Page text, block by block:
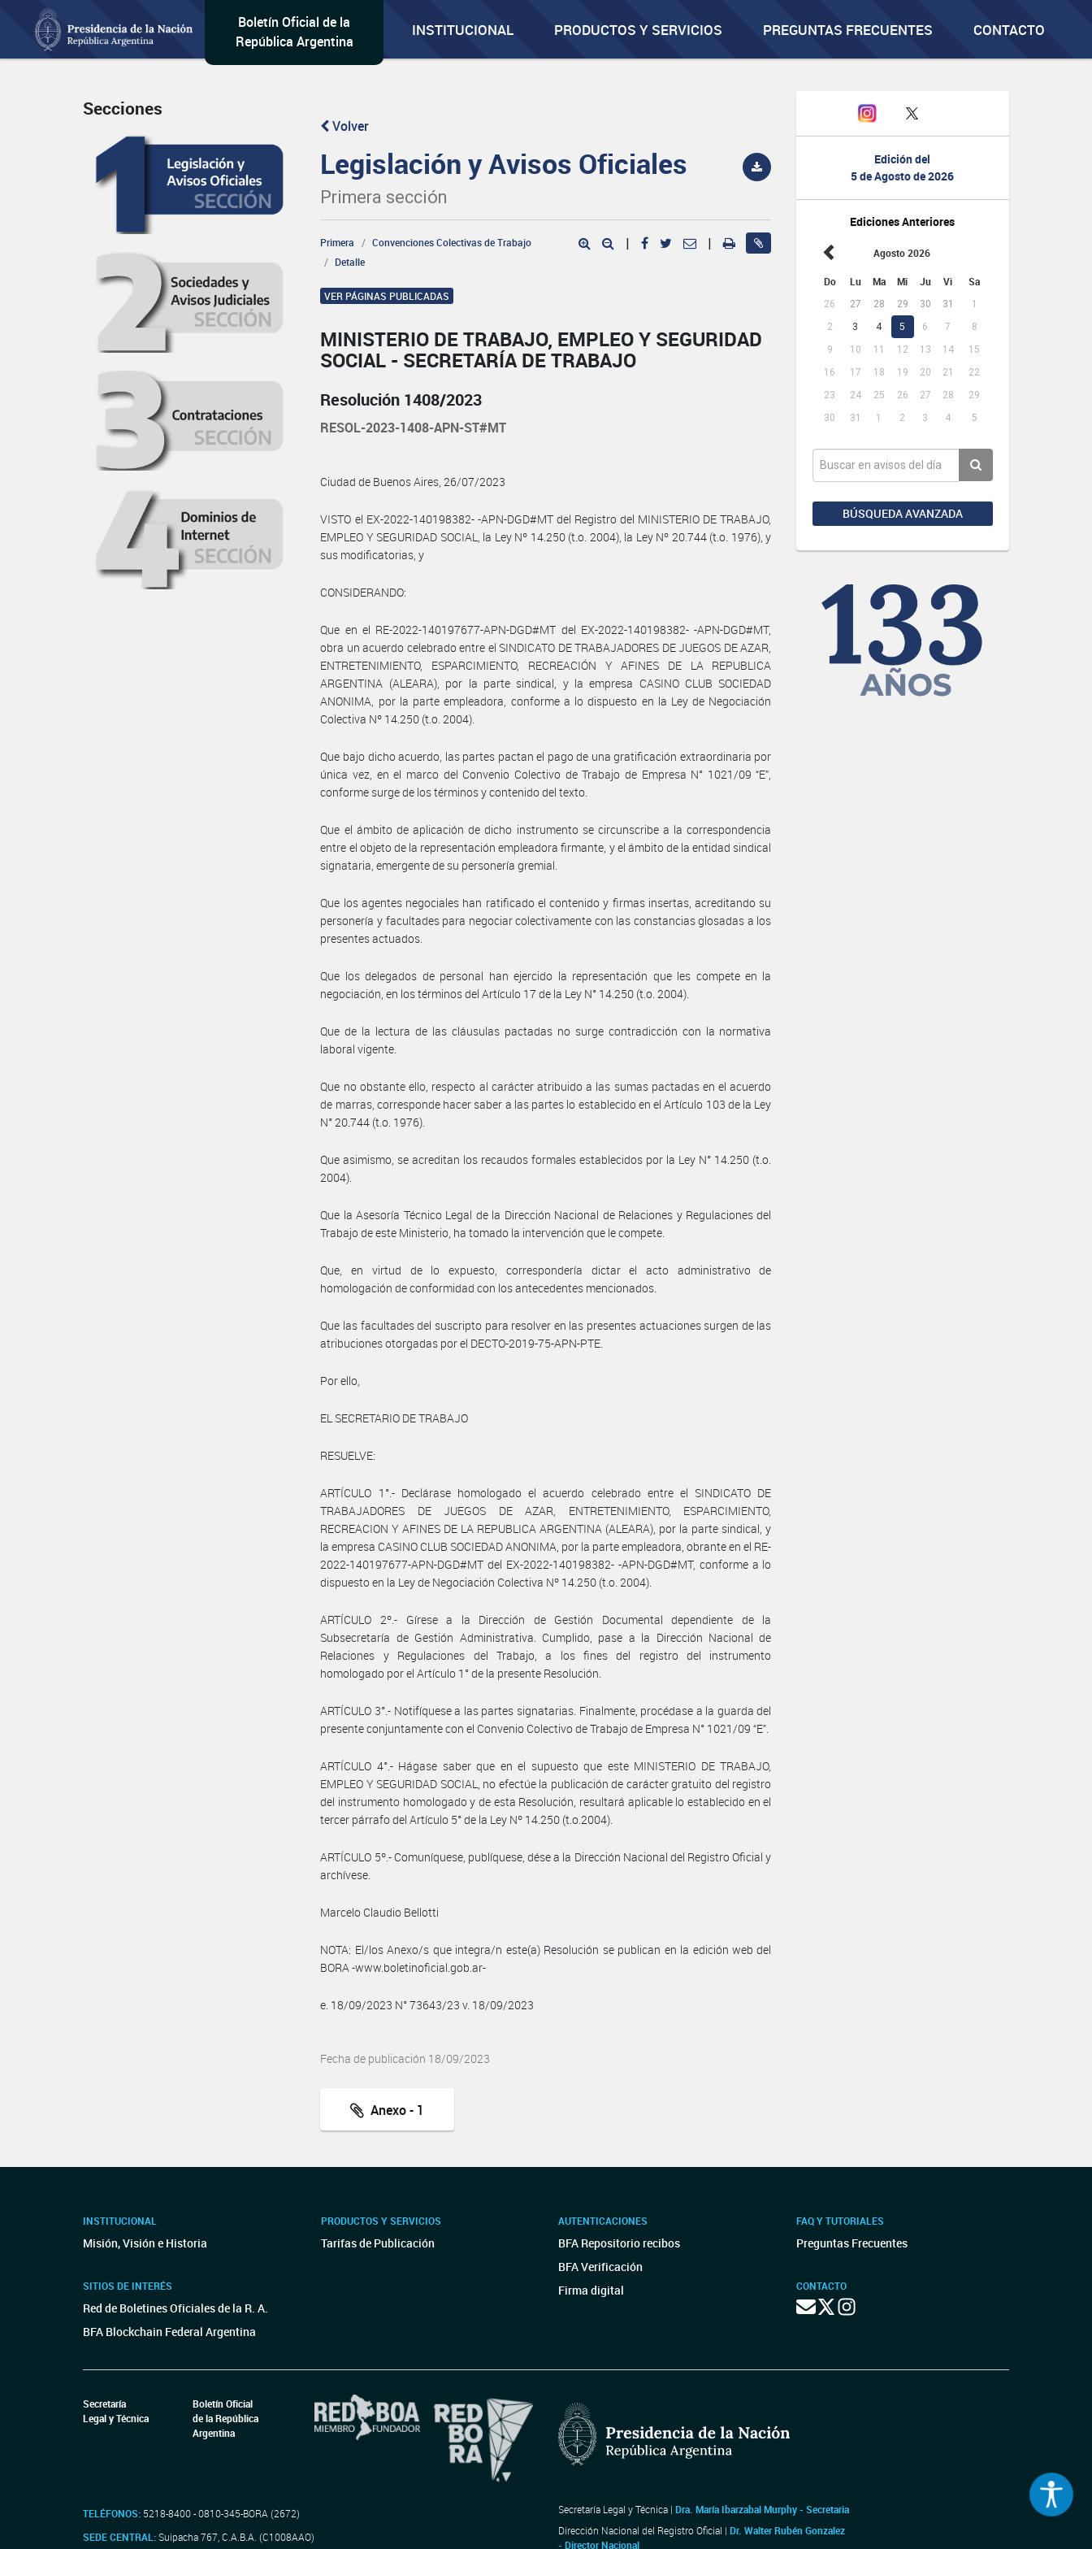
Boletín Oficial de la
República Argentina
INSTITUCIONAL PRODUCTOS Y SERVICIOS PREGUNTAS FRECUENTES CONTACTO
Edición del
5 de Agosto de 2026
Ediciones Anteriores
Agosto 2026
Do Lu Ma Mi Ju Vi Sa
26 27 28 29 30 31
1
2
3 4 5 6 7
8
9
10 11 12 13 14
15
16
17 18 19 20 21
22
23
24 25 26 27 28
29
30
31 1 2 3 4 5
BÚSQUEDA AVANZADA
Secciones
Volver
Legislación y Avisos Oficiales
Primera sección
Primera
Convenciones Colectivas de Trabajo
Detalle
| |
VER PÁGINAS PUBLICADAS
MINISTERIO DE TRABAJO, EMPLEO Y SEGURIDAD
SOCIAL - SECRETARÍA DE TRABAJO
Resolución 1408/2023
RESOL-2023-1408-APN-ST#MT
Ciudad de Buenos Aires, 26/07/2023
VISTO el EX-2022-140198382- -APN-DGD#MT del Registro del MINISTERIO DE TRABAJO,
EMPLEO Y SEGURIDAD SOCIAL, la Ley Nº 14.250 (t.o. 2004), la Ley Nº 20.744 (t.o. 1976), y
sus modificatorias, y
CONSIDERANDO:
Que en el RE-2022-140197677-APN-DGD#MT del EX-2022-140198382- -APN-DGD#MT,
obra un acuerdo celebrado entre el SINDICATO DE TRABAJADORES DE JUEGOS DE AZAR,
ENTRETENIMIENTO, ESPARCIMIENTO, RECREACIÓN Y AFINES DE LA REPUBLICA
ARGENTINA (ALEARA), por la parte sindical, y la empresa CASINO CLUB SOCIEDAD
ANONIMA, por la parte empleadora, conforme a lo dispuesto en la Ley de Negociación
Colectiva Nº 14.250 (t.o. 2004).
Que bajo dicho acuerdo, las partes pactan el pago de una gratificación extraordinaria por
única vez, en el marco del Convenio Colectivo de Trabajo de Empresa N° 1021/09 “E”,
conforme surge de los términos y contenido del texto.
Que el ámbito de aplicación de dicho instrumento se circunscribe a la correspondencia
entre el objeto de la representación empleadora firmante, y el ámbito de la entidad sindical
signataria, emergente de su personería gremial.
Que los agentes negociales han ratificado el contenido y firmas insertas, acreditando su
personería y facultades para negociar colectivamente con las constancias glosadas a los
presentes actuados.
Que los delegados de personal han ejercido la representación que les compete en la
negociación, en los términos del Artículo 17 de la Ley N° 14.250 (t.o. 2004).
Que de la lectura de las cláusulas pactadas no surge contradicción con la normativa
laboral vigente.
Que no obstante ello, respecto al carácter atribuido a las sumas pactadas en el acuerdo
de marras, corresponde hacer saber a las partes lo establecido en el Artículo 103 de la Ley
N° 20.744 (t.o. 1976).
Que asimismo, se acreditan los recaudos formales establecidos por la Ley N° 14.250 (t.o.
2004).
Que la Asesoría Técnico Legal de la Dirección Nacional de Relaciones y Regulaciones del
Trabajo de este Ministerio, ha tomado la intervención que le compete.
Que, en virtud de lo expuesto, correspondería dictar el acto administrativo de
homologación de conformidad con los antecedentes mencionados.
Que las facultades del suscripto para resolver en las presentes actuaciones surgen de las
atribuciones otorgadas por el DECTO-2019-75-APN-PTE.
Por ello,
EL SECRETARIO DE TRABAJO
RESUELVE:
ARTÍCULO 1°.- Declárase homologado el acuerdo celebrado entre el SINDICATO DE
TRABAJADORES DE JUEGOS DE AZAR, ENTRETENIMIENTO, ESPARCIMIENTO,
RECREACION Y AFINES DE LA REPUBLICA ARGENTINA (ALEARA), por la parte sindical, y
la empresa CASINO CLUB SOCIEDAD ANONIMA, por la parte empleadora, obrante en el RE-
2022-140197677-APN-DGD#MT del EX-2022-140198382- -APN-DGD#MT, conforme a lo
dispuesto en la Ley de Negociación Colectiva Nº 14.250 (t.o. 2004).
ARTÍCULO 2º.- Gírese a la Dirección de Gestión Documental dependiente de la
Subsecretaría de Gestión Administrativa. Cumplido, pase a la Dirección Nacional de
Relaciones y Regulaciones del Trabajo, a los fines del registro del instrumento
homologado por el Artículo 1° de la presente Resolución.
ARTÍCULO 3°.- Notifíquese a las partes signatarias. Finalmente, procédase a la guarda del
presente conjuntamente con el Convenio Colectivo de Trabajo de Empresa N° 1021/09 “E”.
ARTÍCULO 4°.- Hágase saber que en el supuesto que este MINISTERIO DE TRABAJO,
EMPLEO Y SEGURIDAD SOCIAL, no efectúe la publicación de carácter gratuito del registro
del instrumento homologado y de esta Resolución, resultará aplicable lo establecido en el
tercer párrafo del Artículo 5° de la Ley Nº 14.250 (t.o.2004).
ARTÍCULO 5º.- Comuníquese, publíquese, dése a la Dirección Nacional del Registro Oficial y
archívese.
Marcelo Claudio Bellotti
NOTA: El/los Anexo/s que integra/n este(a) Resolución se publican en la edición web del
BORA -www.boletinoficial.gob.ar-
e. 18/09/2023 N° 73643/23 v. 18/09/2023
Fecha de publicación 18/09/2023
Anexo - 1
INSTITUCIONAL
Misión, Visión e Historia
SITIOS DE INTERÉS
Red de Boletines Oficiales de la R. A.
BFA Blockchain Federal Argentina
PRODUCTOS Y SERVICIOS
Tarifas de Publicación
AUTENTICACIONES
BFA Repositorio recibos
BFA Verificación
Firma digital
FAQ Y TUTORIALES
Preguntas Frecuentes
CONTACTO
Secretaría
Legal y Técnica
Boletín Oficial
de la República
Argentina
TELÉFONOS: 5218-8400 - 0810-345-BORA (2672)
SEDE CENTRAL:Suipacha 767, C.A.B.A. (C1008AAO)
Secretaría Legal y Técnica | Dra. María Ibarzabal Murphy - Secretaria
Dirección Nacional del Registro Oficial | Dr. Walter Rubén Gonzalez
- Director Nacional